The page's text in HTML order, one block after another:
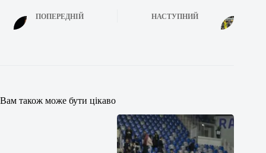
ПОПЕРЕДНІЙ НАСТУПНИЙ
Вам також може бути цікаво